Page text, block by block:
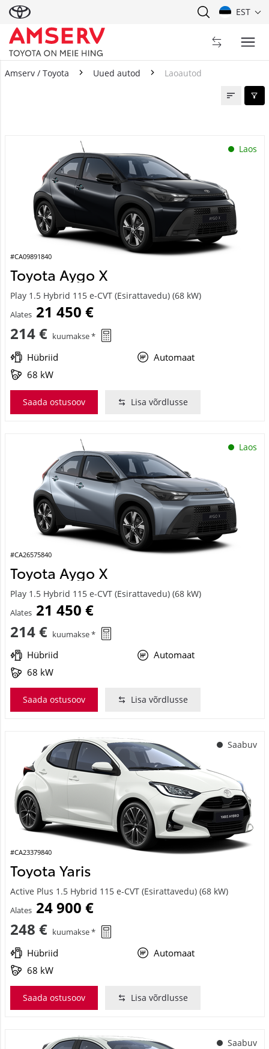
EST
Amserv / Toyota Uued autod Laoautod
Laos
#CA09891840
Toyota Aygo X
Play 1.5 Hybrid 115 e-CVT (Esirattavedu) (68 kW)
Alates 21 450 €
214 € kuumakse *
Hübriid
Automaat
68 kW
Saada ostusoov Lisa võrdlusse
Laos
#CA26575840
Toyota Aygo X
Play 1.5 Hybrid 115 e-CVT (Esirattavedu) (68 kW)
Alates 21 450 €
214 € kuumakse *
Hübriid
Automaat
68 kW
Saada ostusoov Lisa võrdlusse
Saabuv
#CA23379840
Toyota Yaris
Active Plus 1.5 Hybrid 115 e-CVT (Esirattavedu) (68 kW)
Alates 24 900 €
248 € kuumakse *
Hübriid
Automaat
68 kW
Saada ostusoov Lisa võrdlusse
Saabuv